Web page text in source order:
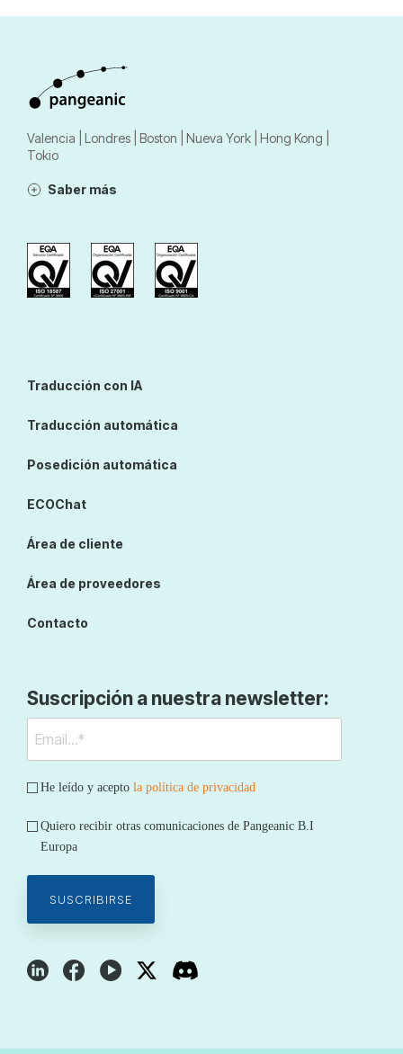
Valencia | Londres | Boston | Nueva York | Hong Kong |
Tokio
Saber más
Traducción con IA
Traducción automática
Posedición automática
ECOChat
Área de cliente
Área de proveedores
Contacto
Suscripción a nuestra newsletter:
He leído y acepto la política de privacidad
Quiero recibir otras comunicaciones de Pangeanic B.I
Europa